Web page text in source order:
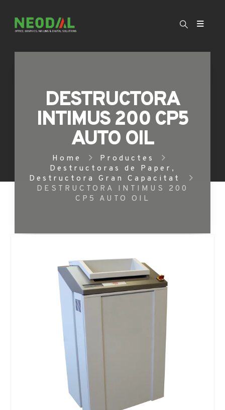
DESTRUCTORA
INTIMUS 200 CP5
AUTO OIL
Home
Productes
Destructoras de Paper ,
Destructora Gran Capacitat
DESTRUCTORA INTIMUS 200
CP5 AUTO OIL